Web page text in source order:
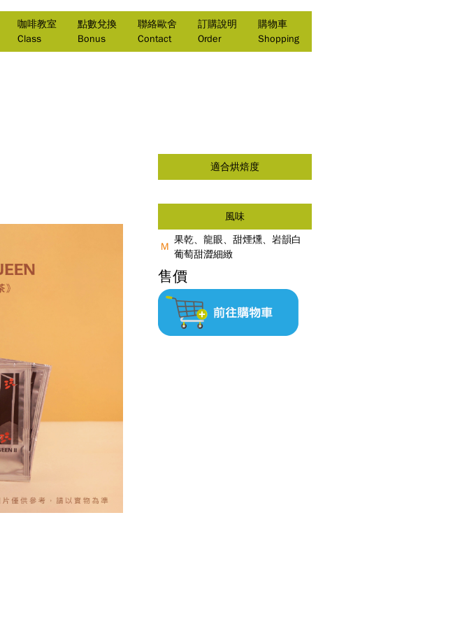
咖啡教室
Class
點數兌換
Bonus
聯絡歐舍
Contact
訂購說明
Order
購物車
Shopping
適合烘焙度
風味
M
果乾、龍眼、甜煙燻、岩韻白
葡萄甜澀細緻
售價